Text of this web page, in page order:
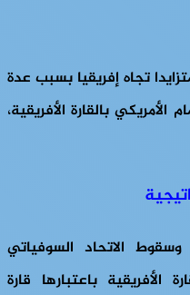
تجاه إفريقيا بسبب عدة
بالقارة الأفريقية،
الاتحاد السوفياتي
الأفريقية باعتبارها قارة